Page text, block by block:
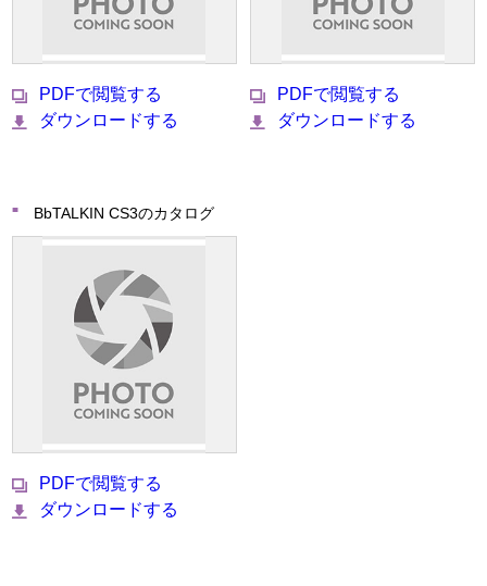
PDFで閲覧する
ダウンロードする
PDFで閲覧する
ダウンロードする
BbTALKIN CS3のカタログ
PDFで閲覧する
ダウンロードする